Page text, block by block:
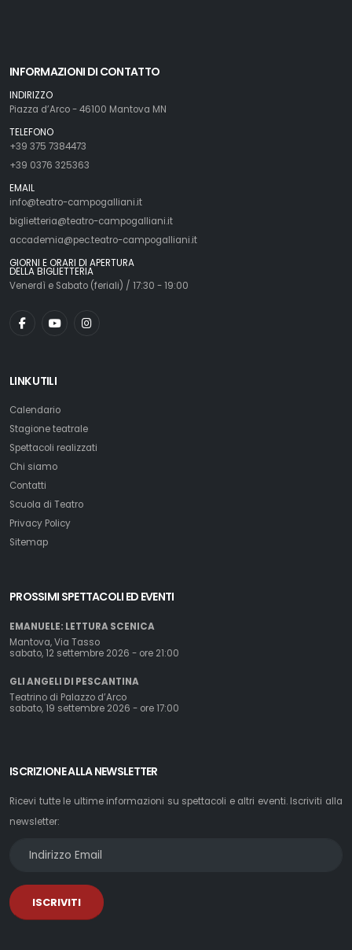
INFORMAZIONI DI CONTATTO
INDIRIZZO
Piazza d’Arco - 46100 Mantova MN
TELEFONO
+39 375 7384473
+39 0376 325363
EMAIL
info@teatro-campogalliani.it
biglietteria@teatro-campogalliani.it
accademia@pec.teatro-campogalliani.it
GIORNI E ORARI DI APERTURA
DELLA BIGLIETTERIA
Venerdì e Sabato (feriali) / 17:30 - 19:00
LINK UTILI
Calendario
Stagione teatrale
Spettacoli realizzati
Chi siamo
Contatti
Scuola di Teatro
Privacy Policy
Sitemap
PROSSIMI SPETTACOLI ED EVENTI
EMANUELE: LETTURA SCENICA
Mantova, Via Tasso
sabato, 12 settembre 2026 - ore 21:00
GLI ANGELI DI PESCANTINA
Teatrino di Palazzo d’Arco
sabato, 19 settembre 2026 - ore 17:00
ISCRIZIONE ALLA NEWSLETTER
Ricevi tutte le ultime informazioni su spettacoli e altri eventi. Iscriviti alla
newsletter:
ISCRIVITI